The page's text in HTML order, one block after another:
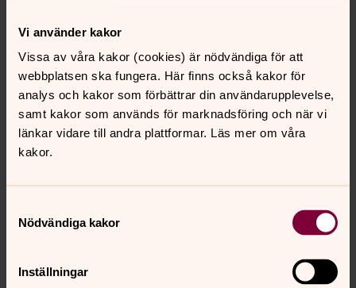
Vi använder kakor
Vissa av våra kakor (cookies) är nödvändiga för att
webbplatsen ska fungera. Här finns också kakor för
analys och kakor som förbättrar din användarupplevelse,
samt kakor som används för marknadsföring och när vi
länkar vidare till andra plattformar. Läs mer om våra
kakor.
Nödvändiga kakor
Inställningar